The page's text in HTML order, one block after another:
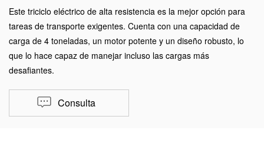
Este triciclo eléctrico de alta resistencia es la mejor opción para
tareas de transporte exigentes. Cuenta con una capacidad de
carga de 4 toneladas, un motor potente y un diseño robusto, lo
que lo hace capaz de manejar incluso las cargas más
desafiantes.
Consulta